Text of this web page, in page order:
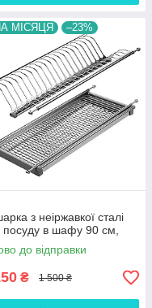
МІСЯЦЯ –23%
з неіржавкої сталі
посуду в шафу 90 см,
до відправки
₴ 1 500 ₴